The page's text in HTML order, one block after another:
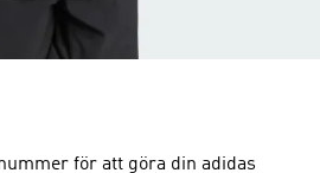
för att göra din adidas